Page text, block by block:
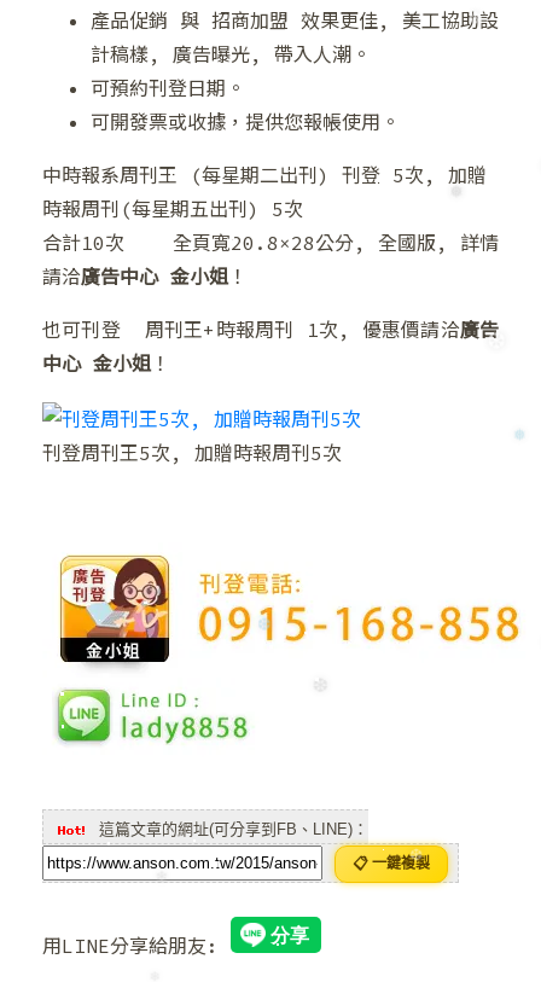
產品促銷 與 招商加盟 效果更佳, 美工協助設
計稿樣, 廣告曝光, 帶入人潮。
可預約刊登日期。
可開發票或收據，提供您報帳使用。
中時報系周刊王 (每星期二出刊) 刊登 5次, 加贈
時報周刊(每星期五出刊) 5次
合計10次 全頁寬20.8×28公分, 全國版, 詳情
請洽廣告中心 金小姐！
也可刊登 周刊王+時報周刊 1次, 優惠價請洽廣告
中心 金小姐！
刊登周刊王5次, 加贈時報周刊5次
這篇文章的網址(可分享到FB、LINE)：
📋 一鍵複製
用LINE分享給朋友: